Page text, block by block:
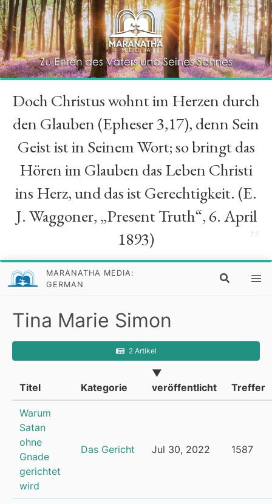
“
Doch Christus wohnt im Herzen durch
den Glauben (Epheser 3,17), denn Sein
Geist ist in Seinem Wort; so bringt das
Hören im Glauben das Leben Christi
ins Herz, und das ist Gerechtigkeit. (E.
J. Waggoner, „Present Truth“, 6. April
1893)
MARANATHA MEDIA:
GERMAN
Tina Marie Simon
2 Artikel
Titel Kategorie
▼
veröffentlicht
Treffer
Warum
Satan
ohne
Gnade
gerichtet
wird
Das Gericht Jul 30, 2022 1587